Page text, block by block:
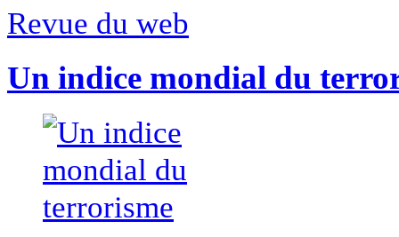
Revue du web
Un indice mondial du